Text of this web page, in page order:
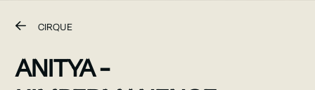
CIRQUE
ANITYA -